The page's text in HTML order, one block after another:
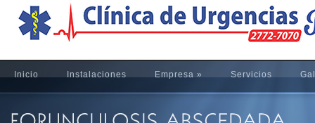
Inicio Instalaciones Empresa » Servicios